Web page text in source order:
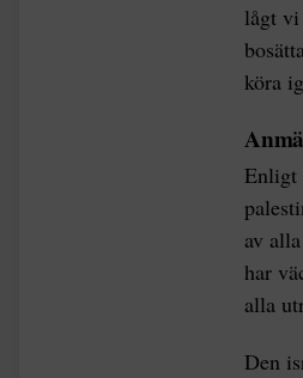
lågt
köra
Enligt
av
har
alla
Den